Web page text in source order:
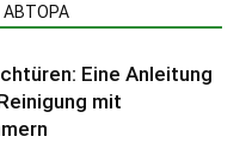
АВТОРА
Eine Anleitung
mit